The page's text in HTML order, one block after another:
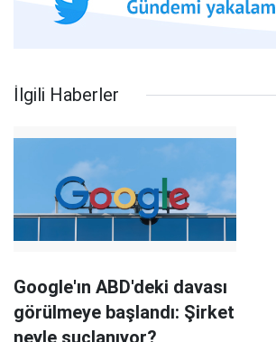
İlgili Haberler
Google'ın ABD'deki davası
görülmeye başlandı: Şirket
neyle suçlanıyor?